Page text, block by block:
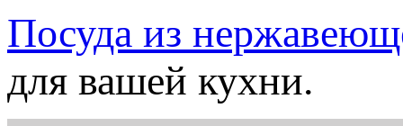
Посуда из
для вашей кухни.